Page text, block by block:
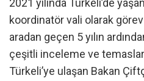
2021 yılında Türkeli’de
koordinatör vali olarak
aradan geçen 5 yılın
çeşitli inceleme ve
Türkeli’ye ulaşan Bakan